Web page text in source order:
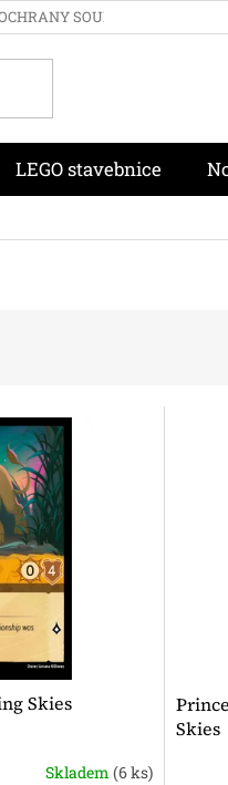
SOUKROMÍ
LEGO stavebnice
Skies
Skladem (6 ks)
Skies